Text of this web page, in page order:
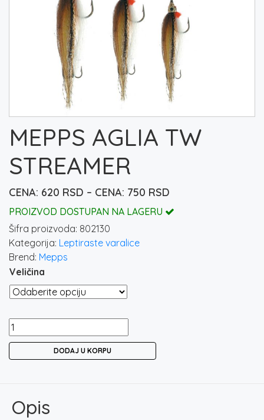
MEPPS AGLIA TW
STREAMER
620 RSD – 750 RSD
cena:
PROIZVOD DOSTUPAN NA LAGERU
Šifra proizvoda: 802130
Kategorija: Leptiraste varalice
Brend: Mepps
Veličina
MEPPS
AGLIA
DODAJ U KORPU
Opis